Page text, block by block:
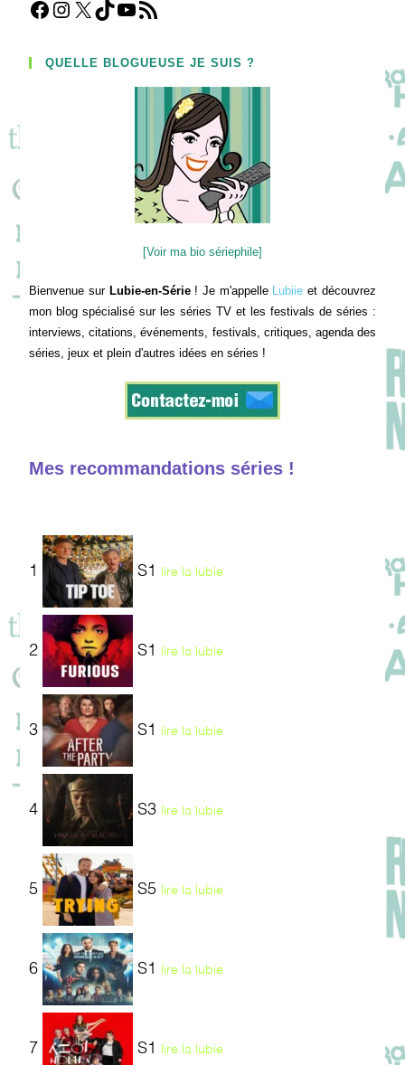
Facebook
Instagram
X TikTokYouTube
Flux RSS
QUELLE BLOGUEUSE JE SUIS ?
[Voir ma bio sériephile]
Bienvenue sur Lubie-en-Série! Je m'appelle Lubiie et découvrez
mon blog spécialisé sur les séries TV et les festivals de séries :
interviews, citations, événements, festivals, critiques, agenda des
séries, jeux et plein d'autres idées en séries !
Mes recommandations séries !
1 S1 lire la lubie
2 S1 lire la lubie
3 S1 lire la lubie
4 S3 lire la lubie
5 S5 lire la lubie
6 S1 lire la lubie
7 S1 lire la lubie